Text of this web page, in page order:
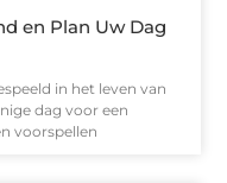
en Plan Uw Dag
in het leven van
dag voor een
voorspellen